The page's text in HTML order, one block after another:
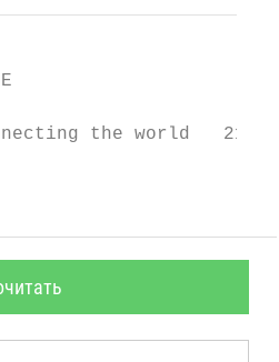
the world   21